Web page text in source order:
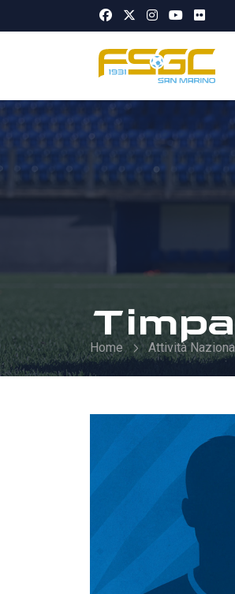
Home Attività